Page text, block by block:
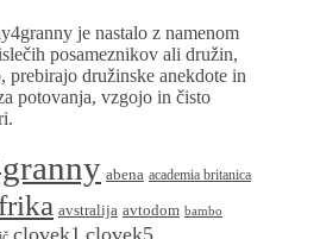
je nastalo z namenom
posameznikov ali družin,
prebirajo družinske anekdote in
potovanja, vzgojo in čisto
abena academia britanica
avstralija avtodom bambo